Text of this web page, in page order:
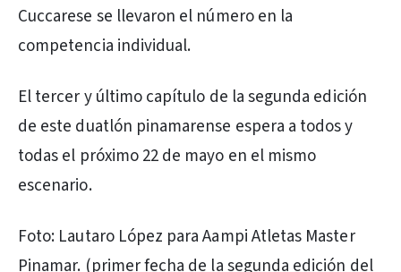
Cuccarese se llevaron el número en la
competencia individual.
El tercer y último capítulo de la segunda edición
de este duatlón pinamarense espera a todos y
todas el próximo 22 de mayo en el mismo
escenario.
Foto: Lautaro López para Aampi Atletas Master
Pinamar. (primer fecha de la segunda edición del